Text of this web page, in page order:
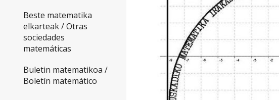
Beste matematika
elkarteak / Otras
sociedades
matemáticas
Buletin matematikoa /
Boletín matemático